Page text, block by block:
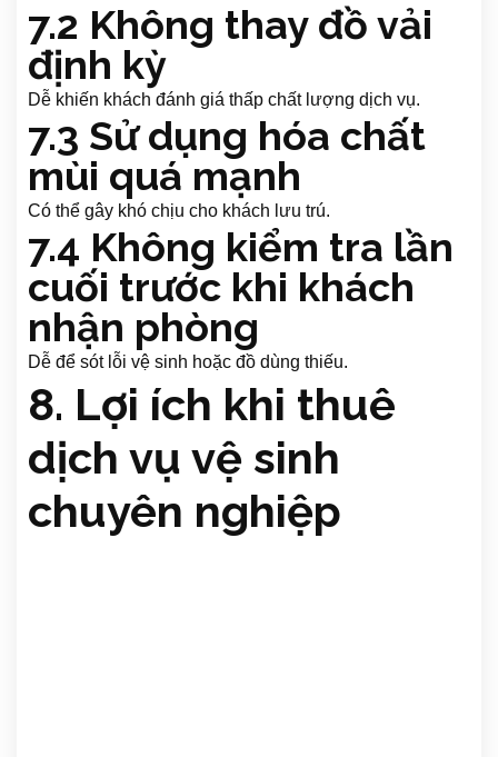
7.2 Không thay đồ vải
định kỳ
Dễ khiến khách đánh giá thấp chất lượng dịch vụ.
7.3 Sử dụng hóa chất
mùi quá mạnh
Có thể gây khó chịu cho khách lưu trú.
7.4 Không kiểm tra lần
cuối trước khi khách
nhận phòng
Dễ để sót lỗi vệ sinh hoặc đồ dùng thiếu.
8. Lợi ích khi thuê
dịch vụ vệ sinh
chuyên nghiệp